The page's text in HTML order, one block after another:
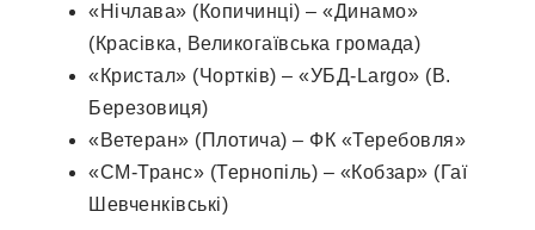
«Нічлава» (Копичинці) – «Динамо»
(Красівка, Великогаївська громада)
«Кристал» (Чортків) – «УБД-Largo» (В.
Березовиця)
«Ветеран» (Плотича) – ФК «Теребовля»
«СМ-Транс» (Тернопіль) – «Кобзар» (Гаї
Шевченківські)